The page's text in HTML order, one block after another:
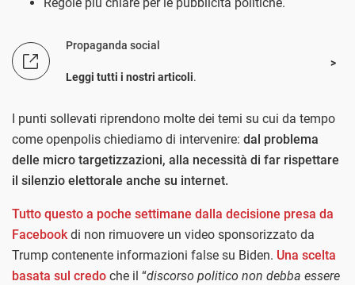
Regole più chiare per le pubblicità politiche.
Propaganda social
Leggi tutti i nostri articoli.
I punti sollevati riprendono molte dei temi su cui da tempo
come openpolis chiediamo di intervenire: dal problema
delle micro targetizzazioni, alla necessità di far rispettare
il silenzio elettorale anche su internet.
Tutto questo a poche settimane dalla decisione presa da
Facebookdi non rimuovere un video sponsorizzato da
Trump contenente informazioni false su Biden. Una scelta
basata sul credo che il “discorso politico non debba essere